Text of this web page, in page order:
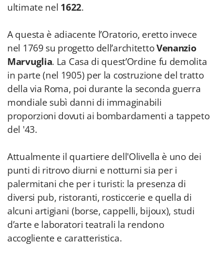
ultimate nel 1622.
A questa è adiacente l’Oratorio, eretto invece
nel 1769 su progetto dell’architettoVenanzio
Marvuglia. La Casa di quest’Ordine fu demolita
in parte (nel 1905) per la costruzione del tratto
della via Roma, poi durante la seconda guerra
mondiale subì danni di immaginabili
proporzioni dovuti ai bombardamenti a tappeto
del '43.
Attualmente il quartiere dell'Olivella è uno dei
punti di ritrovo diurni e notturni sia per i
palermitani che per i turisti: la presenza di
diversi pub, ristoranti, rosticcerie e quella di
alcuni artigiani (borse, cappelli, bijoux), studi
d’arte e laboratori teatrali la rendono
accogliente e caratteristica.